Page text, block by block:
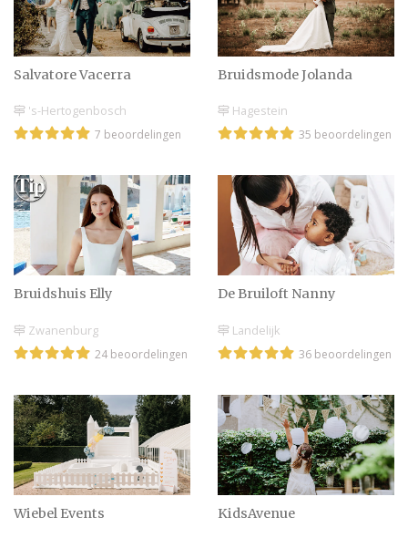
Salvatore Vacerra
's-Hertogenbosch
7 beoordelingen
Bruidsmode Jolanda
Hagestein
35 beoordelingen
Bruidshuis Elly
Zwanenburg
24 beoordelingen
De Bruiloft Nanny
Landelijk
36 beoordelingen
Wiebel Events KidsAvenue
Dit verandert er zodra je
nemen met je
bruidsmeisjes!
De mooiste kapsels voor
jou als gast op een
bling bling |
Bruidsmeisjes jurken
Wedding nanny huren
voor je bruiloft